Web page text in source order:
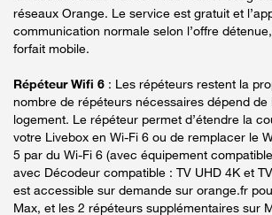
réseaux Orange. Le service est gratuit et
communication normale selon l’offre
forfait mobile.
Répéteur Wifi 6 : Les répéteurs restent la
nombre de répéteurs nécessaires dépend de
logement. Le répéteur permet d’étendre la
votre Livebox en Wi-Fi 6 ou de remplacer le
5 par du Wi-Fi 6 (avec équipement
avec Décodeur compatible : TV UHD 4K et
est accessible sur demande sur orange.fr
Max, et les 2 répéteurs supplémentaires sur